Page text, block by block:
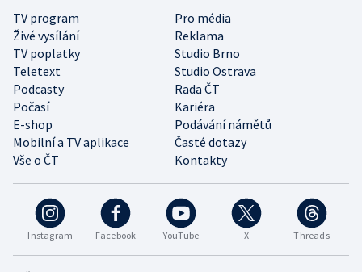
Instagram Facebook YouTube X Threads
TV program
Pro média
Živé vysílání
Reklama
TV poplatky
Studio Brno
Teletext
Studio Ostrava
Podcasty
Rada ČT
Počasí
Kariéra
E-shop
Podávání námětů
Mobilní a TV aplikace
Časté dotazy
Vše o ČT
Kontakty